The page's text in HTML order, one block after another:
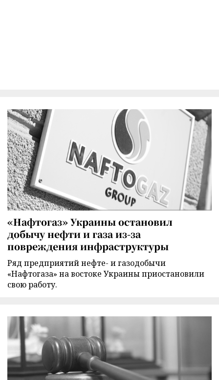
«Нафтогаз» Украины остановил
добычу нефти и газа из-за
повреждения инфраструктуры
Ряд предприятий нефте- и газодобычи
«Нафтогаза» на востоке Украины приостановили
свою работу.